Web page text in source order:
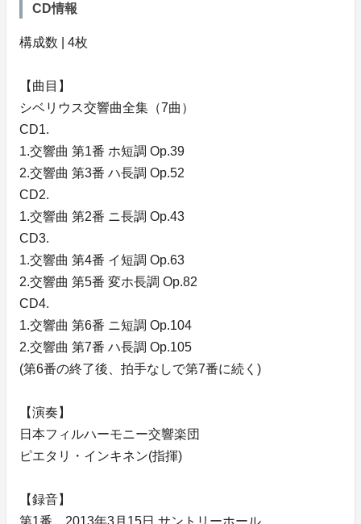
CD情報
構成数 | 4枚
【曲目】
シベリウス交響曲全集（7曲）
CD1.
1.交響曲 第1番 ホ短調 Op.39
2.交響曲 第3番 ハ長調 Op.52
CD2.
1.交響曲 第2番 ニ長調 Op.43
CD3.
1.交響曲 第4番 イ短調 Op.63
2.交響曲 第5番 変ホ長調 Op.82
CD4.
1.交響曲 第6番 ニ短調 Op.104
2.交響曲 第7番 ハ長調 Op.105
(第6番の終了後、拍手なしで第7番に続く)
【演奏】
日本フィルハーモニー交響楽団
ピエタリ・インキネン(指揮)
【録音】
第1番…2013年3月15日 サントリーホール